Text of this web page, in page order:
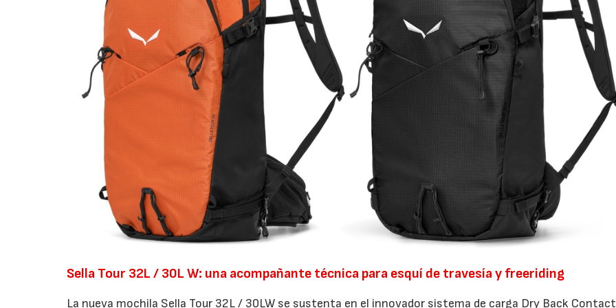
Sella Tour 32L / 30L W: una acompañante técnica para esquí de travesía y freeriding
La nueva mochila Sella Tour 32L / 30LW se sustenta en el innovador sistema de carga Dry Back